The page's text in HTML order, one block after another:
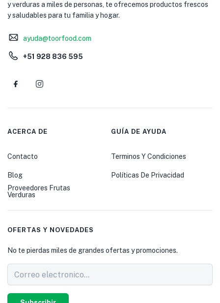
y verduras a miles de personas, te ofrecemos productos frescos
y saludables para tu familia y hogar.
ayuda@toorfood.com
+51 928 836 595
ACERCA DE
Contacto
Blog
Proveedores Frutas
Verduras
GUÍA DE AYUDA
Terminos Y Condiciones
Políticas De Privacidad
OFERTAS Y NOVEDADES
No te pierdas miles de grandes ofertas y promociones.